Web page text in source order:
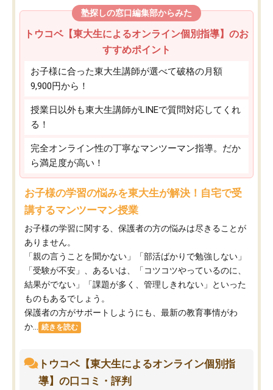
塾探しの窓口編集部からみた
トウコベ【東大生によるオンライン個別指導】のお
すすめポイント
お子様に合った東大生講師が選べて破格の月額
9,900円から！
授業日以外も東大生講師がLINEで質問対応してくれ
る！
完全オンライン性の丁寧なマンツーマン指導。だか
ら満足度が高い！
お子様の学習の悩みを東大生が解決！自宅で受
講するマンツーマン授業
お子様の学習に関する、保護者の方の悩みは尽きることが
ありません。
「親の言うことを聞かない」「部活ばかりで勉強しない」
「受験が不安」、あるいは、「コツコツやっているのに、
結果がでない」「課題が多く、管理しきれない」といった
ものもあるでしょう。
保護者の方がサポートしようにも、最新の教育事情がわ
か...
続きを読む
トウコベ【東大生によるオンライン個別指
導】の口コミ・評判